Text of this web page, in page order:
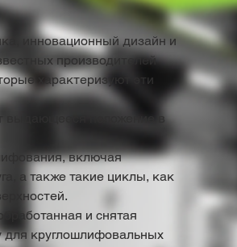
инновационный дизайн и
производителей
характеризуют эти
выдающееся положение в
включая
а также такие циклы, как
и снятая
для круглошлифовальных